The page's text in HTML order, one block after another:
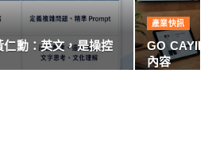
勳：英文，是操控
產業快訊
GO CAYIN
內容